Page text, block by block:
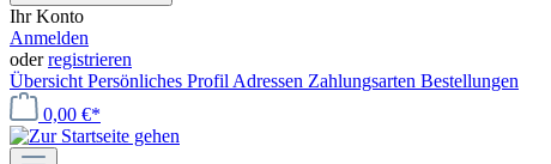
Ihr Konto
Anmelden
oderregistrieren
Übersicht Persönliches Profil Adressen Zahlungsarten Bestellungen
0,00 €*